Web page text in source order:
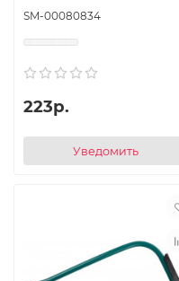
SM-00080834
223р.
Уведомить